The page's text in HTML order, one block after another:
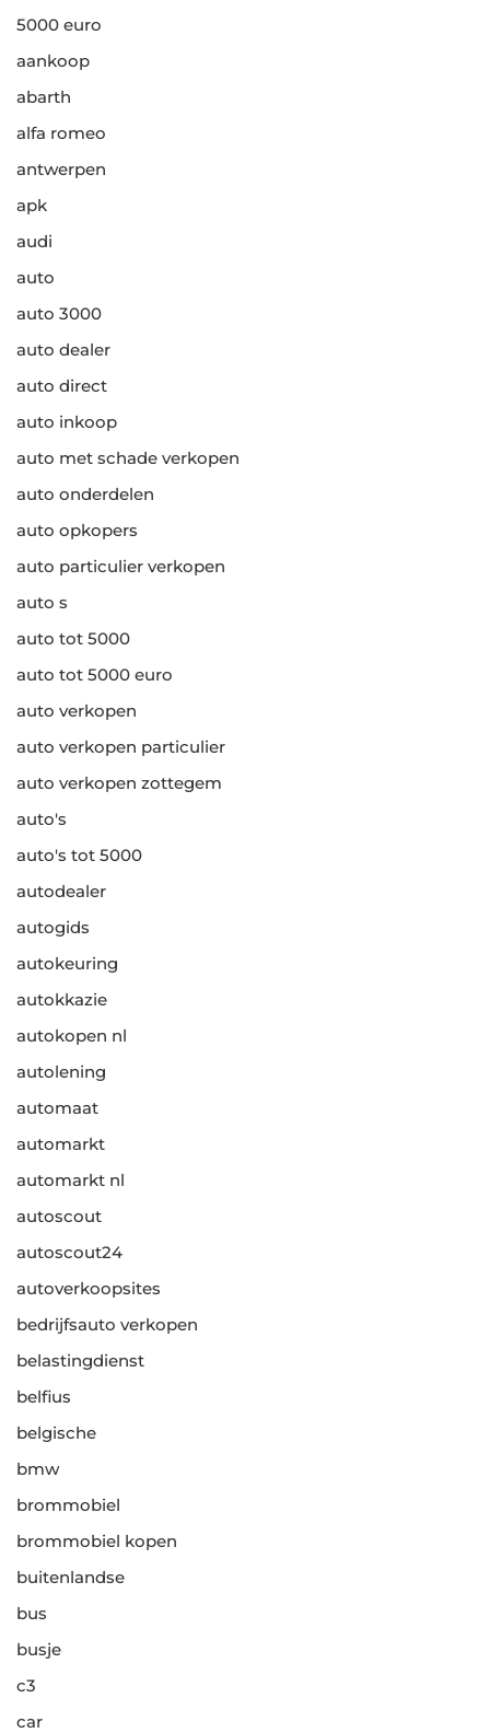
5000 euro
aankoop
abarth
alfa romeo
antwerpen
apk
audi
auto
auto 3000
auto dealer
auto direct
auto inkoop
auto met schade verkopen
auto onderdelen
auto opkopers
auto particulier verkopen
auto s
auto tot 5000
auto tot 5000 euro
auto verkopen
auto verkopen particulier
auto verkopen zottegem
auto's
auto's tot 5000
autodealer
autogids
autokeuring
autokkazie
autokopen nl
autolening
automaat
automarkt
automarkt nl
autoscout
autoscout24
autoverkoopsites
bedrijfsauto verkopen
belastingdienst
belfius
belgische
bmw
brommobiel
brommobiel kopen
buitenlandse
bus
busje
c3
car